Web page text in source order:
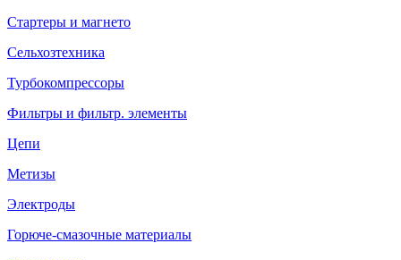
Стартеры и магнето
Сельхозтехника
Турбокомпрессоры
Фильтры и фильтр. элементы
Цепи
Метизы
Электроды
Горюче-смазочные материалы